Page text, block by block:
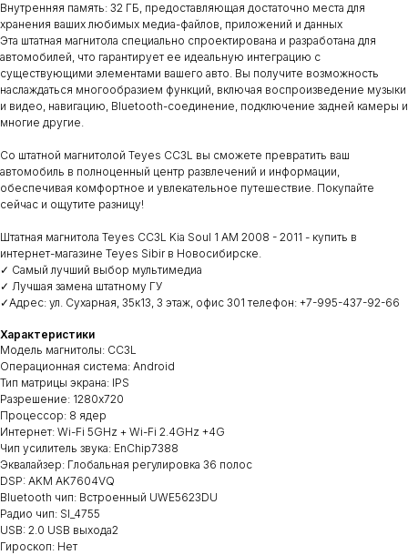
Внутренняя память: 32 ГБ, предоставляющая достаточно места для
хранения ваших любимых медиа-файлов, приложений и данных
Эта штатная магнитола специально спроектирована и разработана для
автомобилей, что гарантирует ее идеальную интеграцию с
существующими элементами вашего авто. Вы получите возможность
наслаждаться многообразием функций, включая воспроизведение музыки
и видео, навигацию, Bluetooth-соединение, подключение задней камеры и
многие другие.
Со штатной магнитолой Teyes CC3L вы сможете превратить ваш
автомобиль в полноценный центр развлечений и информации,
обеспечивая комфортное и увлекательное путешествие. Покупайте
сейчас и ощутите разницу!
Штатная магнитола Teyes CC3L Kia Soul 1 AM 2008 - 2011 - купить в
интернет-магазине Teyes Sibir в Новосибирске.
✓ Самый лучший выбор мультимедиа
✓ Лучшая замена штатному ГУ
✓Адрес: ул. Сухарная, 35к13, 3 этаж, офис 301 телефон: +7-995-437-92-66
Характеристики
Модель магнитолы: CC3L
Операционная система: Android
Тип матрицы экрана: IPS
Разрешение: 1280х720
Процессор: 8 ядер
Интернет: Wi-Fi 5GHz + Wi-Fi 2.4GHz +4G
Чип усилитель звука: EnChip7388
Эквалайзер: Глобальная регулировка 36 полос
DSP: AKM AK7604VQ
Bluetooth чип: Встроенный UWE5623DU
Радио чип: SI_4755
USB: 2.0 USB выхода2
Гироскоп: Нет